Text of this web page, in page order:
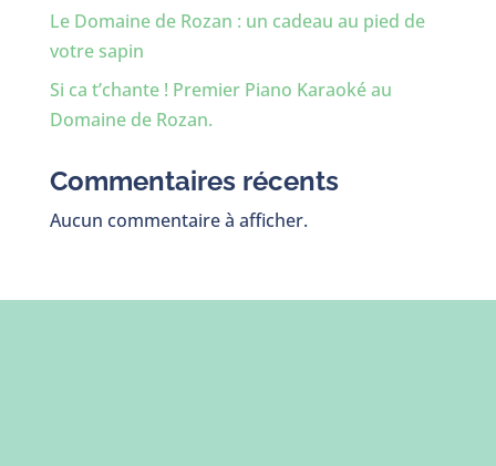
Le Domaine de Rozan : un cadeau au pied de
votre sapin
Si ca t’chante ! Premier Piano Karaoké au
Domaine de Rozan.
Commentaires récents
Aucun commentaire à afficher.